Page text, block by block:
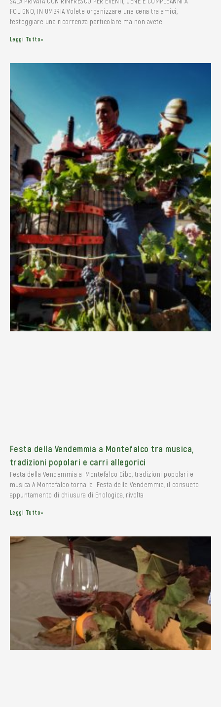
FOLIGNO, IN UMBRIA Volete organizzare una cena tra amici,
festeggiare una ricorrenza particolare ma non avete
Leggi Tutto»
Festa della Vendemmia a Montefalco tra musica,
tradizioni popolari e carri allegorici
Festa della Vendemmia a Montefalco Cibo, tradizioni popolari e
musica A Montefalco torna la Festa della Vendemmia, il consueto
appuntamento di chiusura di Enologica, rivolta
Leggi Tutto»